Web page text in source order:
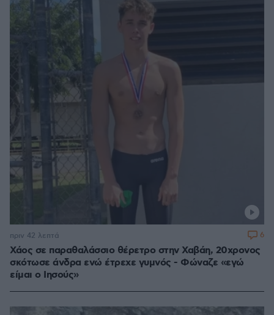
Χάος σε παραθαλάσσιο θέρετρο στην Χαβάη, 20χρονος
σκότωσε άνδρα ενώ έτρεχε γυμνός - Φώναζε «εγώ
είμαι ο Ιησούς»
πριν 42 λεπτά 6